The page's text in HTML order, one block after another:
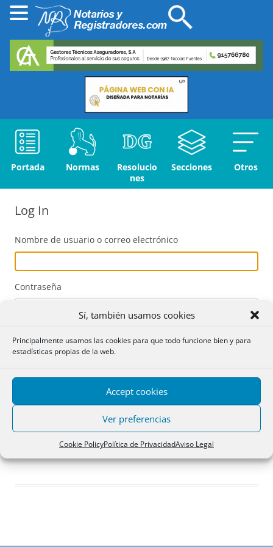
Sí, también usamos cookies
Principalmente usamos las cookies para que todo funcione bien y para
estadísticas propias de la web.
Accept cookies
Ver preferencias
Cookie PolicyPolítica de PrivacidadAviso Legal
Portada Normas
Resolucio
nes
Secciones Otros
Log In
Nombre de usuario o correo electrónico
Contraseña
Acceder
Registro
¿Has olvidado tu contraseña?